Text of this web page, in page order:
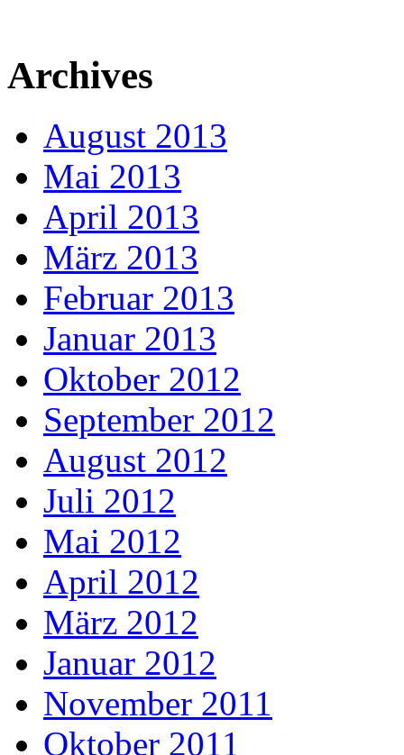
Archives
August 2013
Mai 2013
April 2013
März 2013
Februar 2013
Januar 2013
Oktober 2012
September 2012
August 2012
Juli 2012
Mai 2012
April 2012
März 2012
Januar 2012
November 2011
Oktober 2011